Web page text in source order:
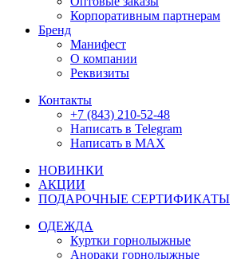
Корпоративным партнерам
Бренд
Манифест
О компании
Реквизиты
Контакты
+7 (843) 210-52-48
Написать в Telegram
Написать в MAX
НОВИНКИ
АКЦИИ
ПОДАРОЧНЫЕ СЕРТИФИКАТЫ
ОДЕЖДА
Куртки горнолыжные
Анораки горнолыжные